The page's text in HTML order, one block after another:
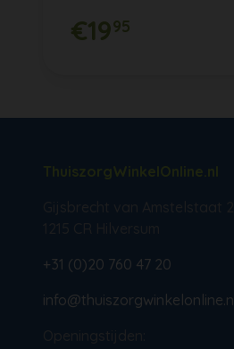
€1995
+31 (0)20 760 47 20
info@thuiszorgwinkelonline.nl